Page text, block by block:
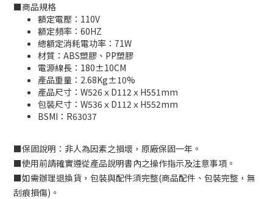
■商品規格
額定電壓：110V
額定頻率：60HZ
總額定消耗電功率：71W
材質：ABS塑膠、PP塑膠
電源線長：180±10CM
產品重量：2.68Kg±10%
產品尺寸：W526ｘD112ｘH551mm
包裝尺寸：W536ｘD112ｘH552mm
BSMI： R63037
■保固說明：非人為因素之損壞，原廠保固一年。
■使用前請確實遵從產品說明書內之操作指示及注意事項。
■如需辦理退換貨，包裝與配件須完整(商品配件、包裝完整，無
刮痕損傷) 。